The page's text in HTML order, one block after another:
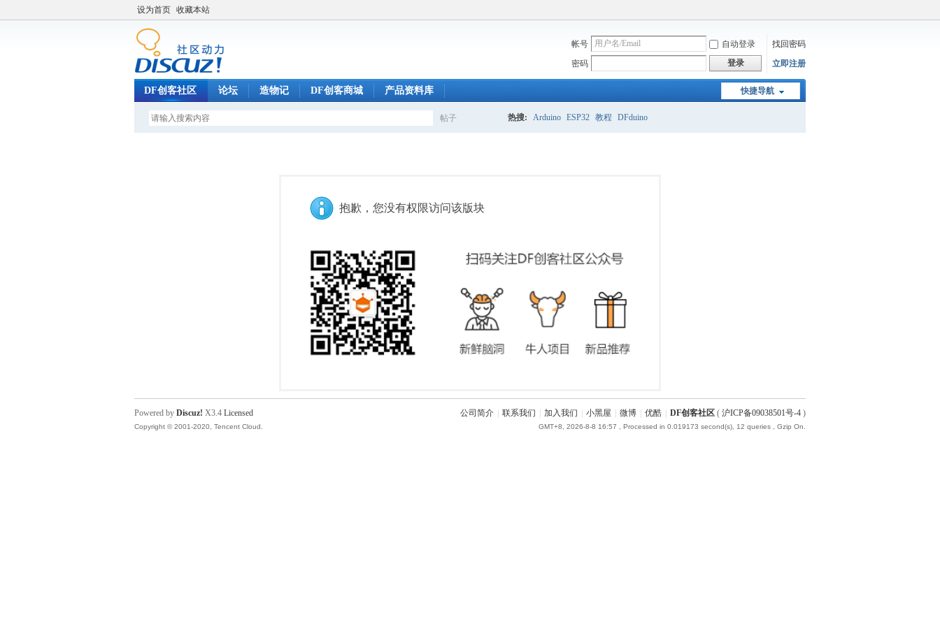
设为首页 收藏本站
帐号 自动登录
找回密码
密码
登录 立即注册
快捷导航
DF创客社区 论坛 造物记 DF创客商城 产品资料库
帖子 热搜: Arduino ESP32 教程 DFduino
抱歉，您没有权限访问该版块
公司简介 联系我们 加入我们 小黑屋 微博 优酷 DF创客社区 ( 沪ICP备09038501号-4 )
GMT+8, 2026-8-8 16:57 , Processed in 0.019173 second(s), 12 queries , Gzip On.
Powered by Discuz! X3.4 Licensed
Copyright © 2001-2020, Tencent Cloud.